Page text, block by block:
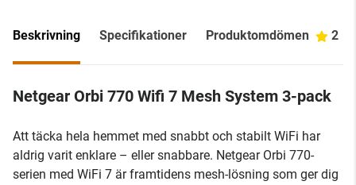
Beskrivning Specifikationer Produktomdömen 2
Netgear Orbi 770 Wifi 7 Mesh System 3-pack
Att täcka hela hemmet med snabbt och stabilt WiFi har
aldrig varit enklare – eller snabbare. Netgear Orbi 770-
serien med WiFi 7 är framtidens mesh-lösning som ger dig